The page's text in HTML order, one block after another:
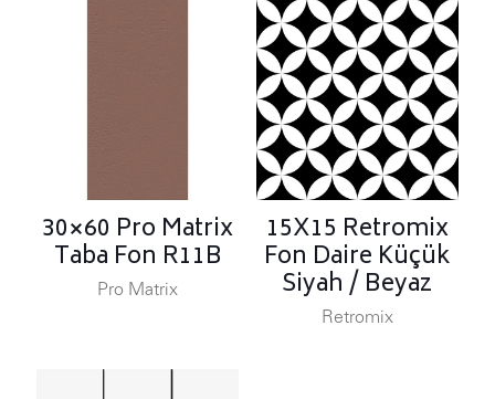
30×60 Pro Matrix
Taba Fon R11B
Pro Matrix
15X15 Retromix
Fon Daire Küçük
Siyah / Beyaz
Retromix